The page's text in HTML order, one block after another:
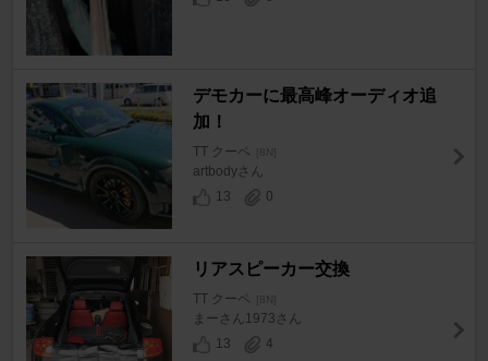
デモカーに最高峰オーディオ追
加！
TT クーペ [8N]
artbodyさん
13
0
リアスピーカー交換
TT クーペ [8N]
まーさん1973さん
13
4